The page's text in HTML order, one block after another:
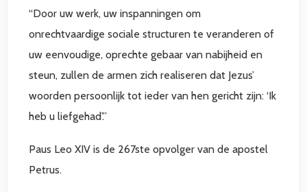
“Door uw werk, uw inspanningen om
onrechtvaardige sociale structuren te veranderen of
uw eenvoudige, oprechte gebaar van nabijheid en
steun, zullen de armen zich realiseren dat Jezus’
woorden persoonlijk tot ieder van hen gericht zijn: ‘Ik
heb u liefgehad’.”
Paus Leo XIV is de 267ste opvolger van de apostel
Petrus.